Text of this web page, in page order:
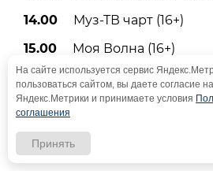
14.00 Муз-ТВ чарт (16+)
15.00 Моя Волна (16+)
16.00 Лига свежих клипов
17.00Яндекс. Музыка чарт
18.00"Хроника звездных
Обратная сторона славы"
На сайте используется сервис
пользоваться сайтом, вы даете согласие
Яндекс.Метрики и принимаете условия
соглашения
Принять